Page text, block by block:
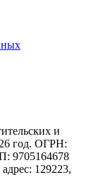
и
год. ОГРН:
9705164678
129223,